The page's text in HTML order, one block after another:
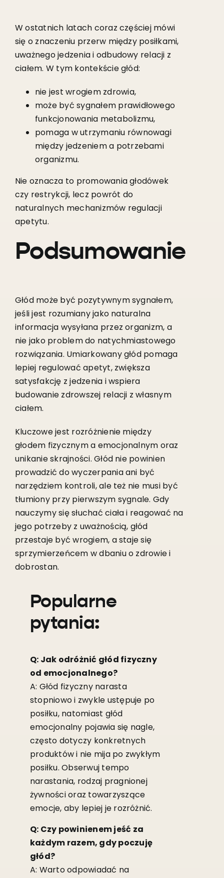
W ostatnich latach coraz częściej mówi
się o znaczeniu przerw między posiłkami,
uważnego jedzenia i odbudowy relacji z
ciałem. W tym kontekście głód:
nie jest wrogiem zdrowia,
może być sygnałem prawidłowego
funkcjonowania metabolizmu,
pomaga w utrzymaniu równowagi
między jedzeniem a potrzebami
organizmu.
Nie oznacza to promowania głodówek
czy restrykcji, lecz powrót do
naturalnych mechanizmów regulacji
apetytu.
Podsumowanie
Głód może być pozytywnym sygnałem,
jeśli jest rozumiany jako naturalna
informacja wysyłana przez organizm, a
nie jako problem do natychmiastowego
rozwiązania. Umiarkowany głód pomaga
lepiej regulować apetyt, zwiększa
satysfakcję z jedzenia i wspiera
budowanie zdrowszej relacji z własnym
ciałem.
Kluczowe jest rozróżnienie między
głodem fizycznym a emocjonalnym oraz
unikanie skrajności. Głód nie powinien
prowadzić do wyczerpania ani być
narzędziem kontroli, ale też nie musi być
tłumiony przy pierwszym sygnale. Gdy
nauczymy się słuchać ciała i reagować na
jego potrzeby z uważnością, głód
przestaje być wrogiem, a staje się
sprzymierzeńcem w dbaniu o zdrowie i
dobrostan.
Popularne
pytania:
Q: Jak odróżnić głód fizyczny
od emocjonalnego?
A: Głód fizyczny narasta
stopniowo i zwykle ustępuje po
posiłku, natomiast głód
emocjonalny pojawia się nagle,
często dotyczy konkretnych
produktów i nie mija po zwykłym
posiłku. Obserwuj tempo
narastania, rodzaj pragnionej
żywności oraz towarzyszące
emocje, aby lepiej je rozróżnić.
Q: Czy powinienem jeść za
każdym razem, gdy poczuję
głód?
A: Warto odpowiadać na